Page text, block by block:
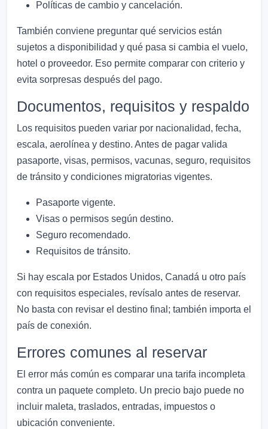
Políticas de cambio y cancelación.
También conviene preguntar qué servicios están
sujetos a disponibilidad y qué pasa si cambia el vuelo,
hotel o proveedor. Eso permite comparar con criterio y
evita sorpresas después del pago.
Documentos, requisitos y respaldo
Los requisitos pueden variar por nacionalidad, fecha,
escala, aerolínea y destino. Antes de pagar valida
pasaporte, visas, permisos, vacunas, seguro, requisitos
de tránsito y condiciones migratorias vigentes.
Pasaporte vigente.
Visas o permisos según destino.
Seguro recomendado.
Requisitos de tránsito.
Si hay escala por Estados Unidos, Canadá u otro país
con requisitos especiales, revísalo antes de reservar.
No basta con revisar el destino final; también importa el
país de conexión.
Errores comunes al reservar
El error más común es comparar una tarifa incompleta
contra un paquete completo. Un precio bajo puede no
incluir maleta, traslados, entradas, impuestos o
ubicación conveniente.